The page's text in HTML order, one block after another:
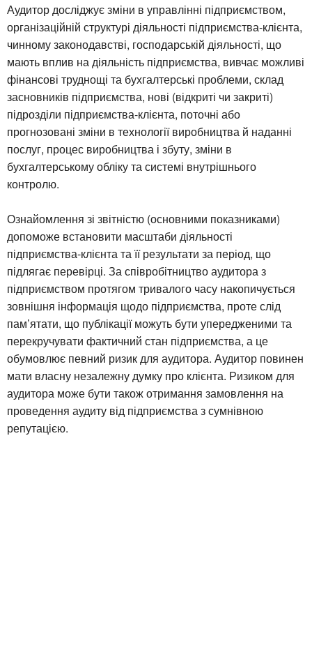
Аудитор досліджує зміни в управлінні підприємством,
організаційній структурі діяльності підприємства-клієнта,
чинному законодавстві, господарській діяльності, що
мають вплив на діяльність підприємства, вивчає можливі
фінансові труднощі та бухгалтерські проблеми, склад
засновників підприємства, нові (відкриті чи закриті)
підрозділи підприємства-клієнта, поточні або
прогнозовані зміни в технології виробництва й наданні
послуг, процес виробництва і збуту, зміни в
бухгалтерському обліку та системі внутрішнього
контролю.
Ознайомлення зі звітністю (основними показниками)
допоможе встановити масштаби діяльності
підприємства-клієнта та її результати за період, що
підлягає перевірці. За співробітництво аудитора з
підприємством протягом тривалого часу накопичується
зовнішня інформація щодо підприємства, проте слід
пам’ятати, що публікації можуть бути упередженими та
перекручувати фактичний стан підприємства, а це
обумовлює певний ризик для аудитора. Аудитор повинен
мати власну незалежну думку про клієнта. Ризиком для
аудитора може бути також отримання замовлення на
проведення аудиту від підприємства з сумнівною
репутацією.